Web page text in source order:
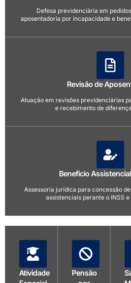
Defesa previdenciária em
aposentadoria por incapacidade e
Revisão de
Atuação em revisões previdenciárias
e recebimento de
Benefício
Assessoria jurídica para concessão
assistenciais perante o INSS
Atividade
Pensão